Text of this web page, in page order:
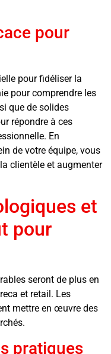
pour
pour fidéliser la
pour comprendre les
que de solides
répondre à ces
En
de votre équipe, vous
clientèle et augmenter
et
pour
seront de plus en
et retail. Les
mettre en œuvre des
pratiques